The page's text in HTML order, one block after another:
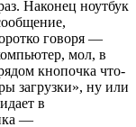
Наконец ноутбук
говоря —
мол, в
кнопочка что-
загрузки», ну или
в
—